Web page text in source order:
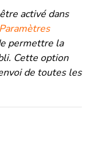
activé dans
Paramètres
permettre la
Cette option
de toutes les